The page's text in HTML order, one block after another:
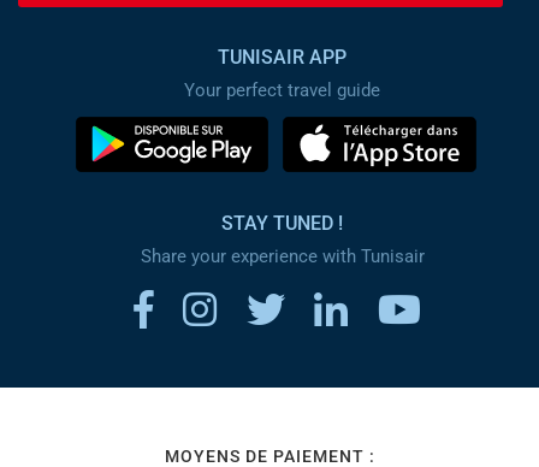
TUNISAIR APP
Your perfect travel guide
STAY TUNED !
Share your experience with Tunisair
MOYENS DE PAIEMENT :